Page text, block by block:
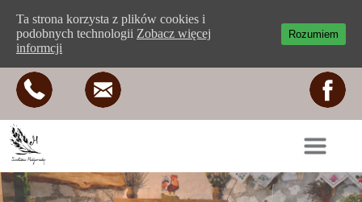
Ta strona korzysta z plików cookies i
podobnych technologii Zobacz więcej
informcji
Rozumiem